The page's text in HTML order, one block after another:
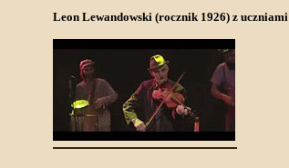
Leon Lewandowski (rocznik 1926) z uczniami